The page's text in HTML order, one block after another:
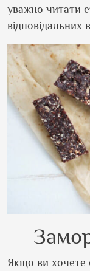
уважно читати
відповідальних
Якщо ви хочете